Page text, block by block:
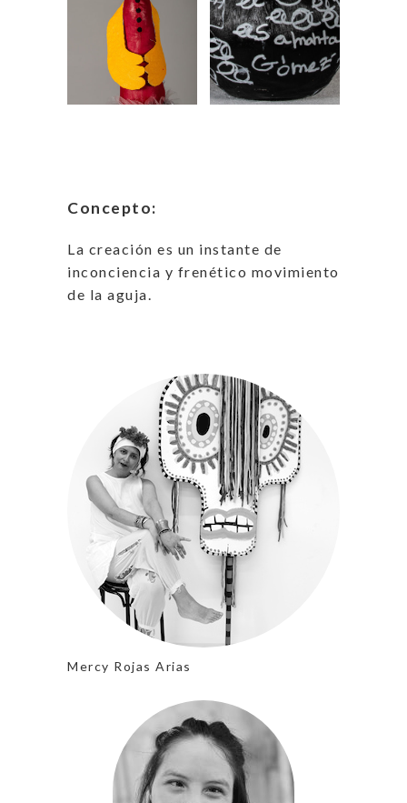
Concepto:
La creación es un instante de
inconciencia y frenético movimiento
de la aguja.
Mercy Rojas Arias